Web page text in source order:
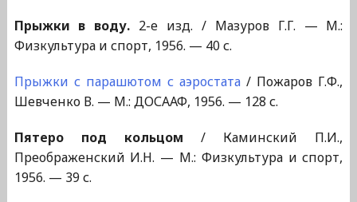
Прыжки в воду. 2-е изд. / Мазуров Г.Г. — М.:
Физкультура и спорт, 1956. — 40 с.
Прыжки с парашютом с аэростата / Пожаров Г.Ф.,
Шевченко В. — М.: ДОСААФ, 1956. — 128 с.
Пятеро под кольцом / Каминский П.И.,
Преображенский И.Н. — М.: Физкультура и спорт,
1956. — 39 с.